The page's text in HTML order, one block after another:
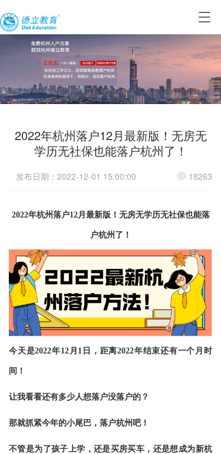
T
g
g
n
a
g
i
o
2022年杭州落户12月最新版！无房无
学历无社保也能落户杭州了！
发布日期：2022-12-01 15:00:00 18263
2022年杭州落户12月最新版！无房无学历无社保也能落
户杭州了！
今天是2022年12月1日，距离2022年结束还有一个月时
间！
让我看看还有多少人想落户没落户的？
那就抓紧今年的小尾巴，落户杭州吧！
不管是为了孩子上学，还是买房买车，还是想成为新杭